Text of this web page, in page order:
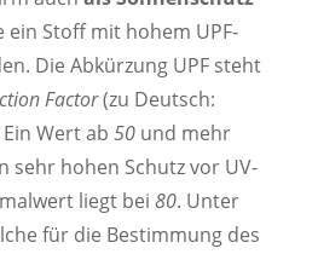
ein Stoff mit hohem UPF-
Die Abkürzung UPF steht
Factor(zu Deutsch:
Wert ab 50und mehr
sehr hohen Schutz vor UV-
liegt bei 80. Unter
für die Bestimmung des